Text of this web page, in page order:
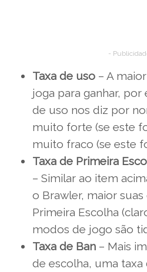
-
Taxa de uso – A
joga para ganhar, por
de uso nos diz por
muito forte (se este
muito fraco (se este
Taxa de Primeira
– Similar ao item
o Brawler, maior
Primeira Escolha
modos de jogo são
Taxa de Ban – Mais
de escolha, uma taxa